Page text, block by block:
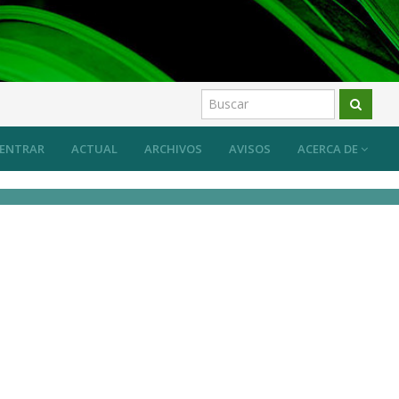
ACTUAL ARCHIVOS AVISOS ACERCA DE
ENTRAR